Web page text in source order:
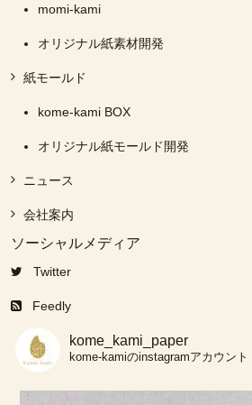
momi-kami
オリジナル紙素材開発
紙モールド
kome-kami BOX
オリジナル紙モールド開発
ニュース
会社案内
ソーシャルメディア
Twitter
Feedly
kome_kami_paper
kome-kamiのinstagramアカウント